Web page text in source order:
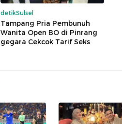
detikSulsel
Tampang Pria Pembunuh
Wanita Open BO di Pinrang
gegara Cekcok Tarif Seks